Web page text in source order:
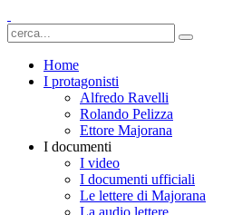
Home
I protagonisti
Alfredo Ravelli
Rolando Pelizza
Ettore Majorana
I documenti
I video
I documenti ufficiali
Le lettere di Majorana
La audio lettere